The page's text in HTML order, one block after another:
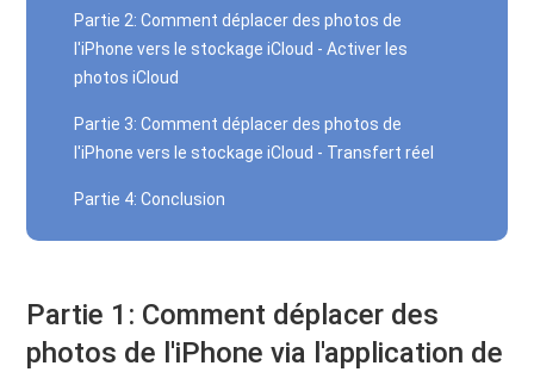
Partie 2: Comment déplacer des photos de
l'iPhone vers le stockage iCloud - Activer les
photos iCloud
Partie 3: Comment déplacer des photos de
l'iPhone vers le stockage iCloud - Transfert réel
Partie 4: Conclusion
Partie 1: Comment déplacer des
photos de l'iPhone via l'application de